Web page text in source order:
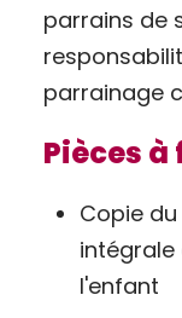
parrains de
parrainage
Pièces
Copie
intégrale
l'enfant